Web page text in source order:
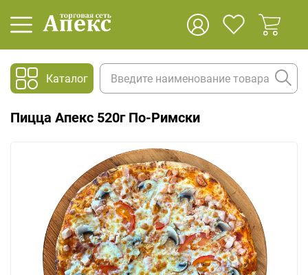
Каталог
Пицца Апекс 520г По-Римски